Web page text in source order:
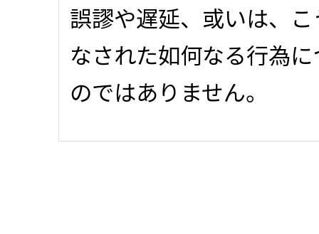
誤謬や遅延、或いは、
なされた如何なる行為
のではありません。